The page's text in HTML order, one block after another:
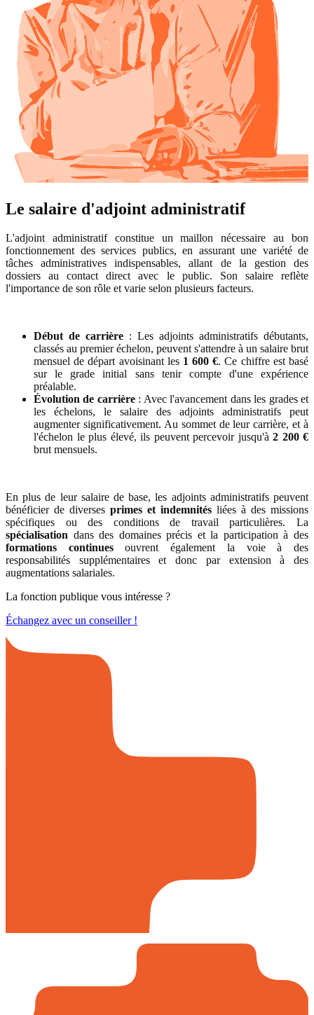
Le salaire d'adjoint administratif
L'adjoint administratif constitue un maillon nécessaire au bon
fonctionnement des services publics, en assurant une variété de
tâches administratives indispensables, allant de la gestion des
dossiers au contact direct avec le public. Son salaire reflète
l'importance de son rôle et varie selon plusieurs facteurs.
Début de carrière : Les adjoints administratifs débutants,
classés au premier échelon, peuvent s'attendre à un salaire brut
mensuel de départ avoisinant les 1 600 €. Ce chiffre est basé
sur le grade initial sans tenir compte d'une expérience
préalable.
Évolution de carrière: Avec l'avancement dans les grades et
les échelons, le salaire des adjoints administratifs peut
augmenter significativement. Au sommet de leur carrière, et à
l'échelon le plus élevé, ils peuvent percevoir jusqu'à 2 200 €
brut mensuels.
En plus de leur salaire de base, les adjoints administratifs peuvent
bénéficier de diverses primes et indemnités liées à des missions
spécifiques ou des conditions de travail particulières. La
spécialisation dans des domaines précis et la participation à des
formations continuesouvrent également la voie à des
responsabilités supplémentaires et donc par extension à des
augmentations salariales.
La fonction publique vous intéresse ?
Échangez avec un conseiller !